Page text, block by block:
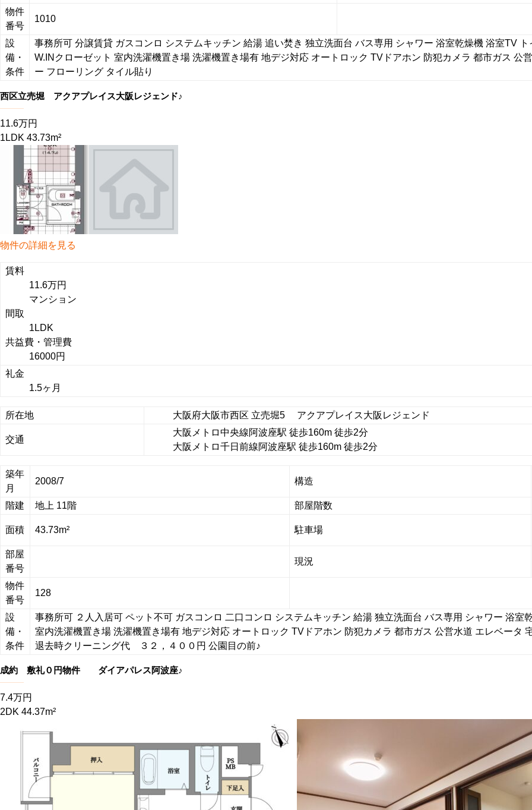
物件
番号
1010
設
備・
条件
事務所可 分譲賃貸 ガスコンロ システムキッチン 給湯 追い焚き 独立洗面台 バス専用 シャワー 浴室乾燥機 浴室TV
W.INクローゼット 室内洗濯機置き場 洗濯機置き場有 地デジ対応 オートロック TVドアホン 防犯カメラ 都市ガス 公
ー フローリング タイル貼り
西区立売堀 アクアプレイス大阪レジェンド♪
11.6万円
1LDK 43.73m²
物件の詳細を見る
賃料
11.6万円
マンション
間取
1LDK
共益費・管理費
16000円
礼金
1.5ヶ月
所在地 大阪府大阪市西区 立売堀5 アクアプレイス大阪レジェンド
交通
大阪メトロ中央線阿波座駅 徒歩160m 徒歩2分
大阪メトロ千日前線阿波座駅 徒歩160m 徒歩2分
築年
月
2008/7 構造
階建 地上 11階 部屋階数
面積 43.73m² 駐車場
部屋
番号
現況
物件
番号
128
設
備・
条件
事務所可 ２人入居可 ペット不可 ガスコンロ 二口コンロ システムキッチン 給湯 独立洗面台 バス専用 シャワー 浴室
室内洗濯機置き場 洗濯機置き場有 地デジ対応 オートロック TVドアホン 防犯カメラ 都市ガス 公営水道 エレベータ
退去時クリーニング代 ３２，４００円 公園目の前♪
成約 敷礼０円物件 ダイアパレス阿波座♪
7.4万円
2DK 44.37m²